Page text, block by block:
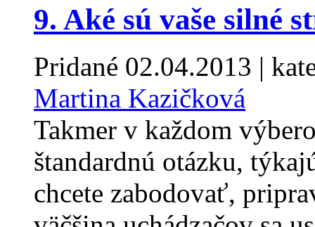
9. Aké sú vaše silné
Pridané 02.04.2013 |
Martina Kazičková
Takmer v každom
štandardnú otázku,
chcete zabodovať,